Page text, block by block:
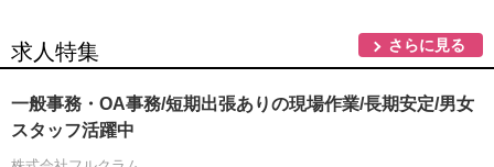
求人特集 さらに見る
一般事務・OA事務/短期出張ありの現場作業/長期安定/男女
スタッフ活躍中